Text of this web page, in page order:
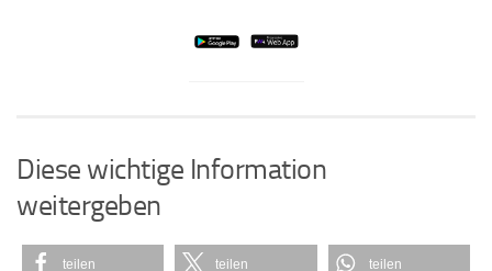
Diese wichtige Information
weitergeben
teilen teilen teilen